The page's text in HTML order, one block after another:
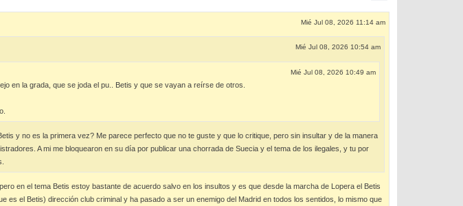
Mié Jul 08, 2026 11:14 am
Mié Jul 08, 2026 10:54 am
Mié Jul 08, 2026 10:49 am
en la grada, que se joda el pu.. Betis y que se vayan a reírse de otros.
y no es la primera vez? Me parece perfecto que no te guste y que lo critique, pero sin insultar y de la manera
A mi me bloquearon en su día por publicar una chorrada de Suecia y el tema de los ilegales, y tu por
en el tema Betis estoy bastante de acuerdo salvo en los insultos y es que desde la marcha de Lopera el Betis
es el Betis) dirección club criminal y ha pasado a ser un enemigo del Madrid en todos los sentidos, lo mismo que